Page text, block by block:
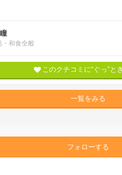
・和食全般
このクチコミに“ぐっ”と
一覧をみる
フォローする